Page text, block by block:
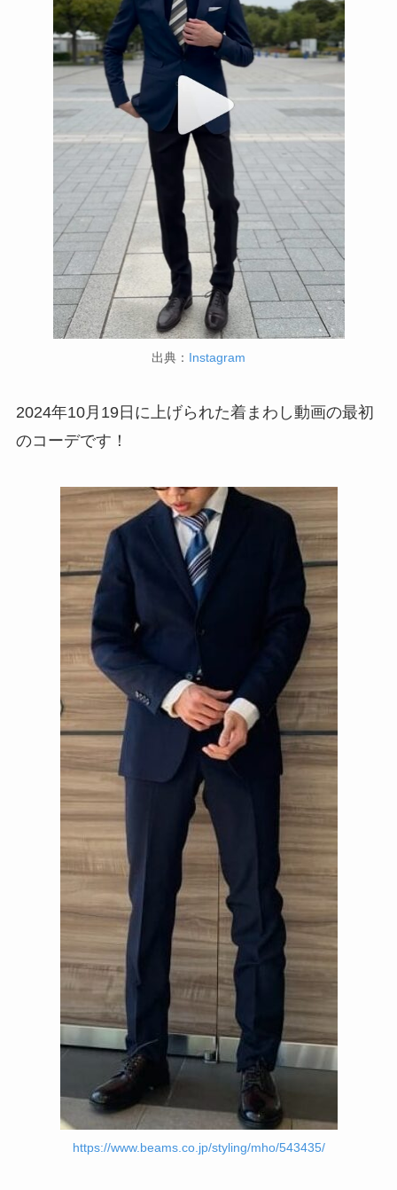
出典： Instagram
2024年10月19日に上げられた着まわし動画の最初
のコーデです！
https://www.beams.co.jp/styling/mho/543435/